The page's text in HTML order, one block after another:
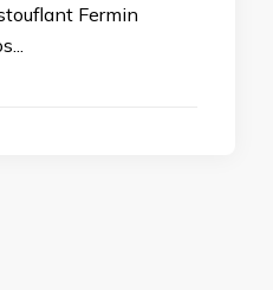
Fermin